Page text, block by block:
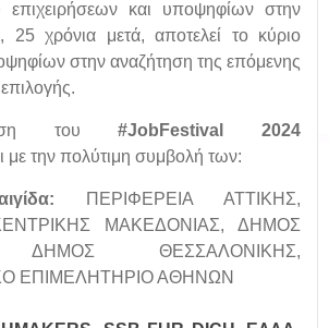
επιχειρήσεων και υποψηφίων στην
25 χρόνια μετά, αποτελεί το κύριο
στην αναζήτηση της επόμενης
του#JobFestival
2024
με την πολύτιμη συμβολή των:
ΠΕΡΙΦΕΡΕΙΑ ΑΤΤΙΚΗΣ,
ΜΑΚΕΔΟΝΙΑΣ, ΔΗΜΟΣ
ΔΗΜΟΣ ΘΕΣΣΑΛΟΝΙΚΗΣ,
ΕΠΙΜΕΛΗΤΗΡΙΟ ΑΘΗΝΩΝ